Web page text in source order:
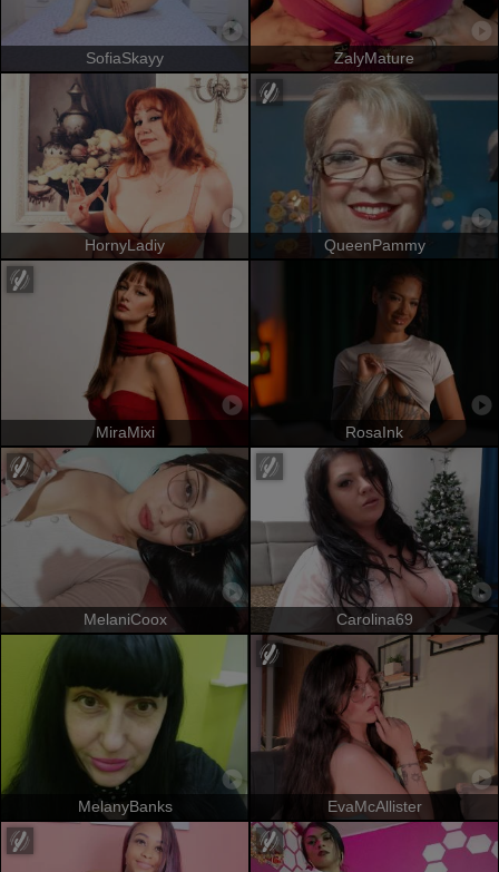
SofiaSkayy ZalyMature
HornyLadiy QueenPammy
MiraMixi RosaInk
MelaniCoox Carolina69
MelanyBanks EvaMcAllister